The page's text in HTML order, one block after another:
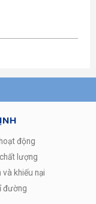
động
lượng
và khiếu nại
đường